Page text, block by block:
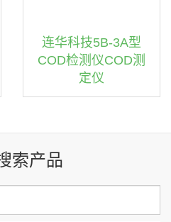
连华科技5B-3A型
COD检测仪COD测
定仪
索产品